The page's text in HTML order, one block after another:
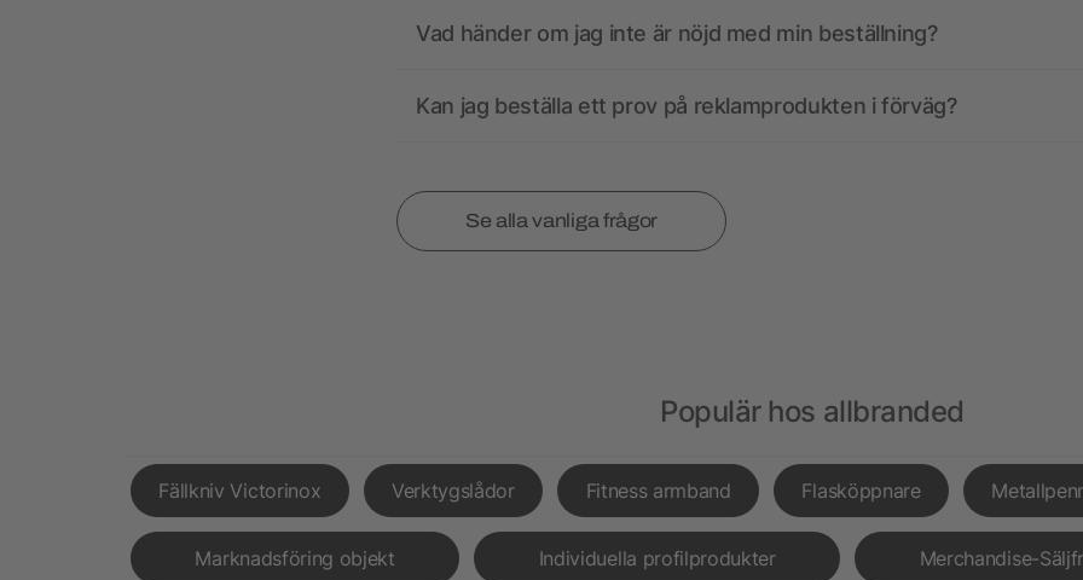
Vad händer om jag inte är nöjd med min beställning?
Kan jag beställa ett prov på reklamprodukten i förväg?
Se alla vanliga frågor
Populär hos allbranded
Fällkniv Victorinox Verktygslådor Fitness armband Flasköppnare
Marknadsföring objekt Individuella profilprodukter Merchandise-